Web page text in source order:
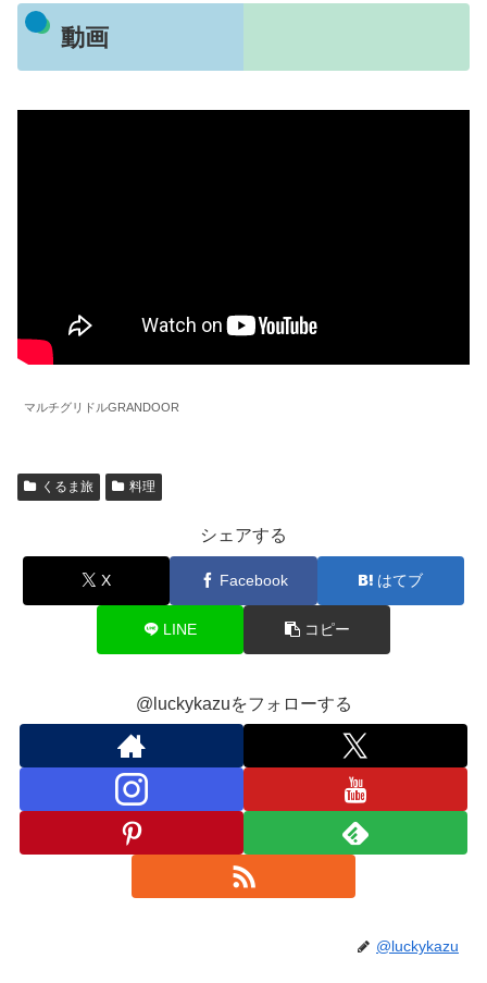
動画
マルチグリドルGRANDOOR
くるま旅 料理
シェアする
X Facebook はてブ
LINE コピー
@luckykazuをフォローする
@luckykazu